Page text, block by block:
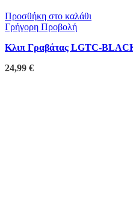
Προσθήκη στο καλάθι
Γρήγορη Προβολή
Κλιπ Γραβάτας LGTC-
24,99 €